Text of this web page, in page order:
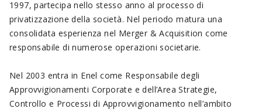
1997, partecipa nello stesso anno al processo di
privatizzazione della società. Nel periodo matura una
consolidata esperienza nel Merger & Acquisition come
responsabile di numerose operazioni societarie.
Nel 2003 entra in Enel come Responsabile degli
Approvvigionamenti Corporate e dell’Area Strategie,
Controllo e Processi di Approvvigionamento nell’ambito